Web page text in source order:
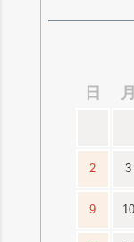
日
月
2 3
9 10